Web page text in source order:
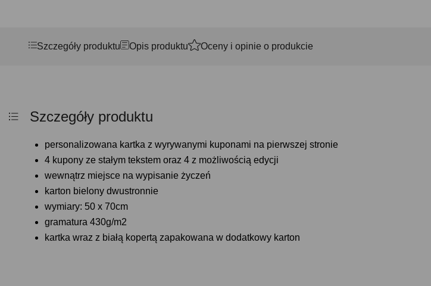
Szczegóły produktu Opis produktu Oceny i opinie o produkcie
Szczegóły produktu
personalizowana kartka z wyrywanymi kuponami na pierwszej stronie
4 kupony ze stałym tekstem oraz 4 z możliwością edycji
wewnątrz miejsce na wypisanie życzeń
karton bielony dwustronnie
wymiary: 50 x 70cm
gramatura 430g/m2
kartka wraz z białą kopertą zapakowana w dodatkowy karton